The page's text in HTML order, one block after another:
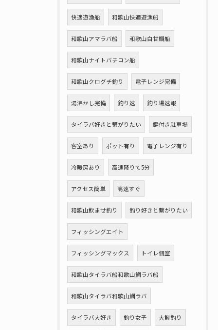
快適遊漁船 和歌山快適遊漁船
和歌山アマラバ船 和歌山白甘鯛船
和歌山ナイトバチコン船
和歌山クログチ釣り 電子レンジ完備
湯沸かし完備 釣り速 釣り場速報
タイラバ好きと繋がりたい 鍵付き駐車場
客室あり ポット有り 電子レンジ有り
冷暖房あり 高速降りて5分
アクセス簡単 高速すぐ
和歌山飲ませ釣り 釣り好きと繋がりたい
フィッシングエイト
フィッシングマックス トイレ個室
和歌山タイラバ船和歌山鯛ラバ船
和歌山タイラバ和歌山鯛ラバ
タイラバ大好き 釣り女子 大鯵釣り